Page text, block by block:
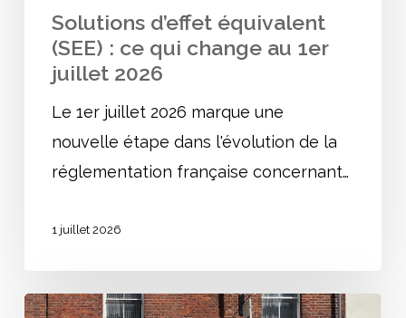
juillet
2026
Solutions d’effet équivalent
(SEE) : ce qui change au 1er
juillet 2026
Le 1er juillet 2026 marque une
nouvelle étape dans l'évolution de la
réglementation française concernant…
1 juillet 2026
Ouvrir